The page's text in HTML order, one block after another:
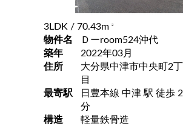
3LDK / 70.43m 2
物件名
Ｄーroom524沖代
築年
2022年03月
住所
大分県中津市中央町2丁
目
最寄駅
日豊本線 中津 駅 徒歩 26
分
構造
軽量鉄骨造